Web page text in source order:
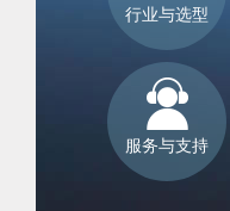
行业与选型
服务与支持